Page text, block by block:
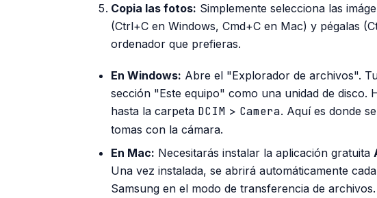
Copia las fotos: Simplemente selecciona las
(Ctrl+C en Windows, Cmd+C en Mac) y pégalas
ordenador que prefieras.
En Windows: Abre el "Explorador de archivos".
sección "Este equipo" como una unidad de disco.
hasta la carpeta DCIM > Camera. Aquí es donde
tomas con la cámara.
En Mac: Necesitarás instalar la aplicación gratuita
Una vez instalada, se abrirá automáticamente
Samsung en el modo de transferencia de archivos.